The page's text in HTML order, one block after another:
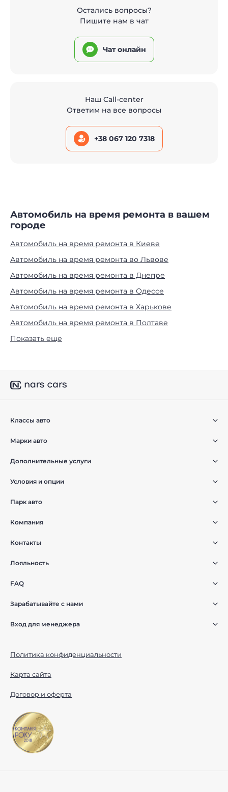
Остались вопросы?
Пишите нам в чат
Чат онлайн
Наш Call-center
Ответим на все вопросы
+38 067 120 7318
Автомобиль на время ремонта в вашем
городе
Автомобиль на время ремонта в Киеве
Автомобиль на время ремонта во Львове
Автомобиль на время ремонта в Днепре
Автомобиль на время ремонта в Одессе
Автомобиль на время ремонта в Харькове
Автомобиль на время ремонта в Полтаве
Показать еще
Классы авто
Марки авто
Дополнительные услуги
Условия и опции
Парк авто
Компания
Контакты
Лояльность
FAQ
Зарабатывайте с нами
Вход для менеджера
Политика конфиденциальности
Карта сайта
Договор и оферта